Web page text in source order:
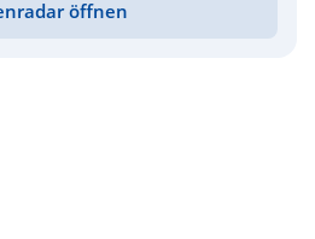
öffnen